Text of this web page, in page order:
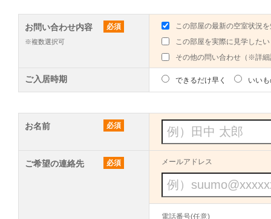
お問い合わせ内容 必須
※複数選択可
この部屋の最新の空室状況
この部屋を実際に見学したい
その他の問い合わせ（※詳
ご入居時期 できるだけ早く いい
お名前 必須
ご希望の連絡先 必須 メールアドレス
電話番号(任意)